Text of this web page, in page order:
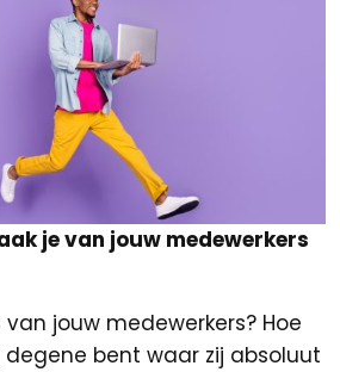
je van jouw medewerkers
jouw medewerkers? Hoe
bent waar zij absoluut